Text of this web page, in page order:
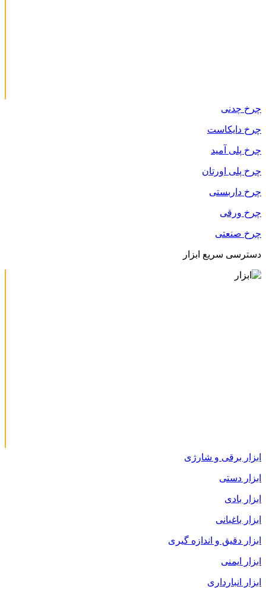
چرخ چدنی
چرخ دایکاست
چرخ پلی آمید
چرخ پلی اورتان
چرخ داربستی
چرخ ورقی
چرخ صنعتی
دسترسی سریع ابزار
ابزار برقی و شارژی
ابزار دستی
ابزار بادی
ابزار باغبانی
ابزار دقیق و اندازه گیری
ابزار ایمنی
ابزار انبارداری